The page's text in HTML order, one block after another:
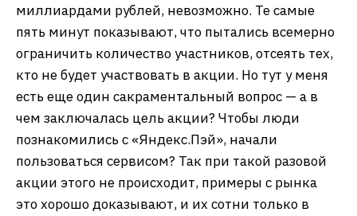
миллиардами рублей, невозможно. Те самые
пять минут показывают, что пытались всемерно
ограничить количество участников, отсеять тех,
кто не будет участвовать в акции. Но тут у меня
есть еще один сакраментальный вопрос — а в
чем заключалась цель акции? Чтобы люди
познакомились с «Яндекс.Пэй», начали
пользоваться сервисом? Так при такой разовой
акции этого не происходит, примеры с рынка
это хорошо доказывают, и их сотни только в